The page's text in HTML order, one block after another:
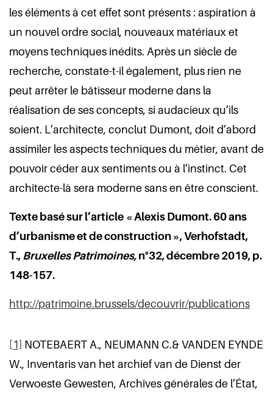
les éléments à cet effet sont présents : aspiration à
un nouvel ordre social, nouveaux matériaux et
moyens techniques inédits. Après un siècle de
recherche, constate-t-il également, plus rien ne
peut arrêter le bâtisseur moderne dans la
réalisation de ses concepts, si audacieux qu’ils
soient. L’architecte, conclut Dumont, doit d’abord
assimiler les aspects techniques du métier, avant de
pouvoir céder aux sentiments ou à l’instinct. Cet
architecte-là sera moderne sans en être conscient.
Texte basé sur l’article « Alexis Dumont. 60 ans
d’urbanisme et de construction », Verhofstadt,
T., Bruxelles Patrimoines,n°32, décembre 2019, p.
148-157.
http://patrimoine.brussels/decouvrir/publications
[1] NOTEBAERT A., NEUMANN C.& VANDEN EYNDE
W., Inventaris van het archief van de Dienst der
Verwoeste Gewesten, Archives générales de l’État,